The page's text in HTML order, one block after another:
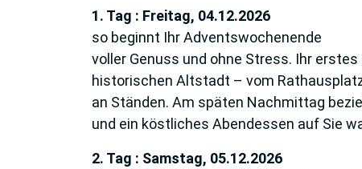
1. Tag : Freitag, 04.12.2026
so beginnt Ihr Adventswochenende
voller Genuss und ohne Stress. Ihr
historischen Altstadt – vom
an Ständen. Am späten Nachmittag
und ein köstliches Abendessen auf Sie
2. Tag : Samstag, 05.12.2026